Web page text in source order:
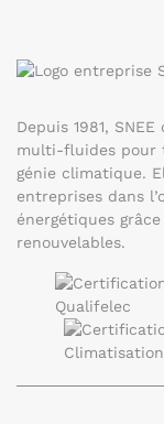
Depuis 1981,
multi-fluides pour
génie climatique.
entreprises dans
énergétiques
renouvelables.